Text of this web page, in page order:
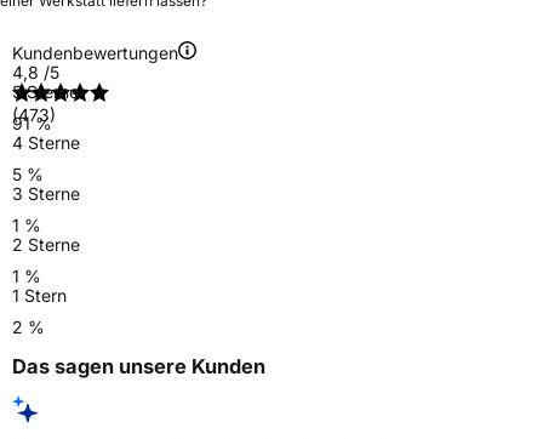
Kundenbewertungen
4,8 /5
(473)
5 Sterne
91 %
4 Sterne
5 %
3 Sterne
1 %
2 Sterne
1 %
1 Stern
2 %
Das sagen unsere Kunden